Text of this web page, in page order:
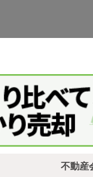
不動産